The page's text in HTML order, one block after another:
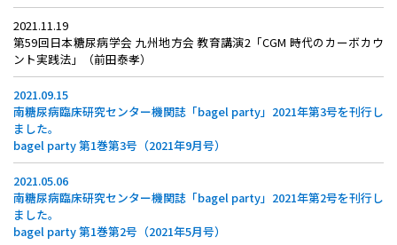
2021.11.19
第59回日本糖尿病学会 九州地方会 教育講演2「CGM 時代のカーボカウ
ント実践法」（前田泰孝）
2021.09.15
南糖尿病臨床研究センター機関誌「bagel party」2021年第3号を刊行し
ました。
bagel party 第1巻第3号（2021年9月号）
2021.05.06
南糖尿病臨床研究センター機関誌「bagel party」2021年第2号を刊行し
ました。
bagel party 第1巻第2号（2021年5月号）